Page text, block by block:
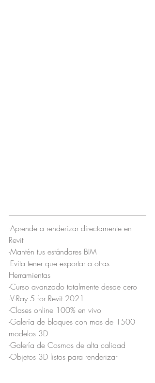
-Aprende a renderizar directamente en
Revit
-Mantén tus estándares BIM
-Evita tener que exportar a otras
Herramientas
-Curso avanzado totalmente desde cero
-V-Ray 5 for Revit 2021
-Clases online 100% en vivo
-Galería de bloques con mas de 1500
modelos 3D
-Galería de Cosmos de alta calidad
-Objetos 3D listos para renderizar